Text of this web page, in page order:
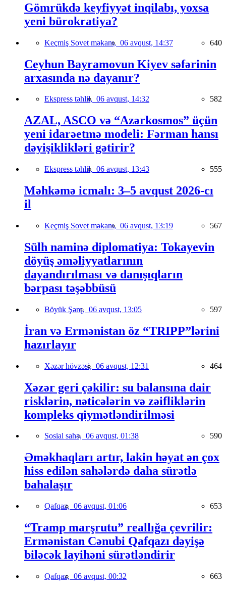
Gömrükdə keyfiyyət inqilabı, yoxsa
yeni bürokratiya?
Keçmiş Sovet məkanı, 06 avqust, 14:37 640
Ceyhun Bayramovun Kiyev səfərinin
arxasında nə dayanır?
Ekspress təhlil, 06 avqust, 14:32 582
AZAL, ASCO və “Azərkosmos” üçün
yeni idarəetmə modeli: Fərman hansı
dəyişiklikləri gətirir?
Ekspress təhlil, 06 avqust, 13:43 555
Məhkəmə icmalı: 3–5 avqust 2026-cı
il
Keçmiş Sovet məkanı, 06 avqust, 13:19 567
Sülh naminə diplomatiya: Tokayevin
döyüş əməliyyatlarının
dayandırılması və danışıqların
bərpası təşəbbüsü
Böyük Şərq, 06 avqust, 13:05 597
İran və Ermənistan öz “TRIPP”lərini
hazırlayır
Xəzər hövzəsi, 06 avqust, 12:31 464
Xəzər geri çəkilir: su balansına dair
risklərin, nəticələrin və zəifliklərin
kompleks qiymətləndirilməsi
Sosial sahə, 06 avqust, 01:38 590
Əməkhaqları artır, lakin həyat ən çox
hiss edilən sahələrdə daha sürətlə
bahalaşır
Qafqaz, 06 avqust, 01:06 653
“Tramp marşrutu” reallığa çevrilir:
Ermənistan Cənubi Qafqazı dəyişə
biləcək layihəni sürətləndirir
Qafqaz, 06 avqust, 00:32 663